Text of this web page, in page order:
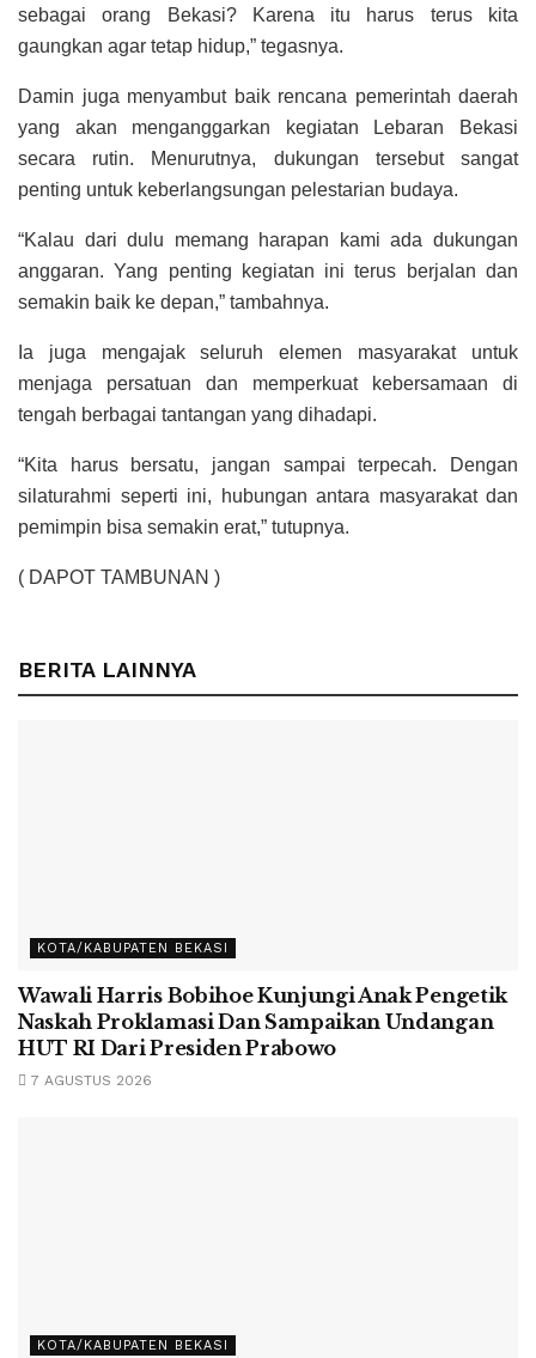
sebagai orang Bekasi? Karena itu harus terus kita
gaungkan agar tetap hidup,” tegasnya.
Damin juga menyambut baik rencana pemerintah daerah
yang akan menganggarkan kegiatan Lebaran Bekasi
secara rutin. Menurutnya, dukungan tersebut sangat
penting untuk keberlangsungan pelestarian budaya.
“Kalau dari dulu memang harapan kami ada dukungan
anggaran. Yang penting kegiatan ini terus berjalan dan
semakin baik ke depan,” tambahnya.
Ia juga mengajak seluruh elemen masyarakat untuk
menjaga persatuan dan memperkuat kebersamaan di
tengah berbagai tantangan yang dihadapi.
“Kita harus bersatu, jangan sampai terpecah. Dengan
silaturahmi seperti ini, hubungan antara masyarakat dan
pemimpin bisa semakin erat,” tutupnya.
( DAPOT TAMBUNAN )
BERITA LAINNYA
KOTA/KABUPATEN BEKASI
Wawali Harris Bobihoe Kunjungi Anak Pengetik
Naskah Proklamasi Dan Sampaikan Undangan
HUT RI Dari Presiden Prabowo
7 AGUSTUS 2026
KOTA/KABUPATEN BEKASI